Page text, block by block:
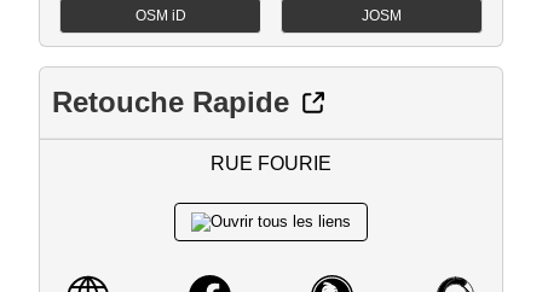
OSM iD JOSM
Retouche Rapide
RUE FOURIE